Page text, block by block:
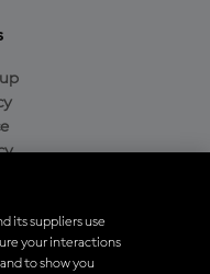
MotoGP™
its suppliers use
your interactions
to show you